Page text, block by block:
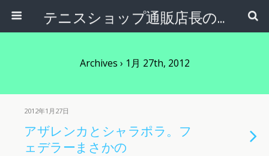
テニスショップ通販店長のブログ＠テニスショップLAFINO 西山克久
Archives › 1月 27th, 2012
2012年1月27日
アザレンカとシャラポラ。フ
ェデラーまさかの